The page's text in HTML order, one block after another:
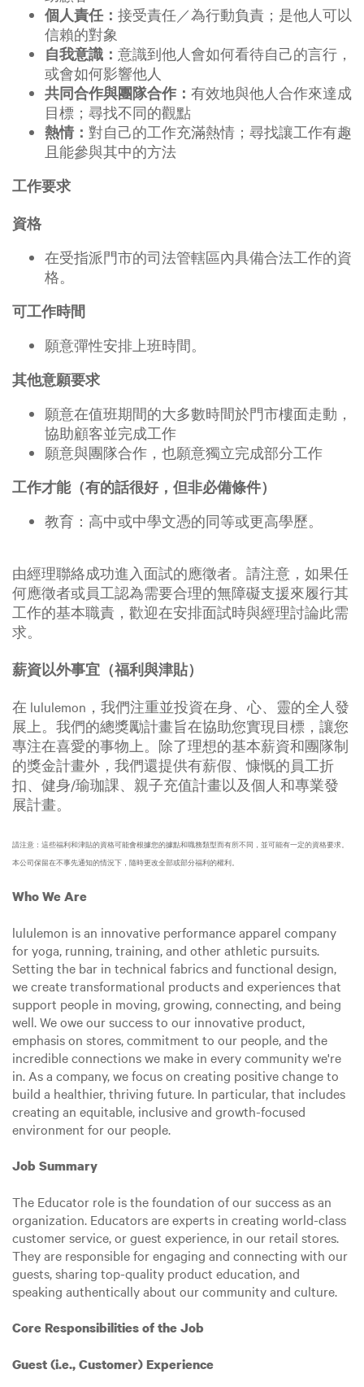
個人責任： 接受責任／為行動負責；是他人可以
信賴的對象
自我意識： 意識到他人會如何看待自己的言行，
或會如何影響他人
共同合作與團隊合作： 有效地與他人合作來達成
目標；尋找不同的觀點
熱情： 對自己的工作充滿熱情；尋找讓工作有趣
且能參與其中的方法
工作要求
資格
在受指派門市的司法管轄區內具備合法工作的資
格。
可工作時間
願意彈性安排上班時間。
其他意願要求
願意在值班期間的大多數時間於門市樓面走動，
協助顧客並完成工作
願意與團隊合作，也願意獨立完成部分工作
工作才能（有的話很好，但非必備條件）
教育：高中或中學文憑的同等或更高學歷。
由經理聯絡成功進入面試的應徵者。請注意，如果任
何應徵者或員工認為需要合理的無障礙支援來履行其
工作的基本職責，歡迎在安排面試時與經理討論此需
求。
薪資以外事宜（福利與津貼）
在 lululemon，我們注重並投資在身、心、靈的全人發
展上。我們的總獎勵計畫旨在協助您實現目標，讓您
專注在喜愛的事物上。除了理想的基本薪資和團隊制
的獎金計畫外，我們還提供有薪假、慷慨的員工折
扣、健身/瑜珈課、親子充值計畫以及個人和專業發
展計畫。
請注意：這些福利和津貼的資格可能會根據您的據點和職務類型而有所不同，並可能有一定的資格要求。
本公司保留在不事先通知的情況下，隨時更改全部或部分福利的權利。
Who We Are
lululemon is an innovative performance apparel company
for yoga, running, training, and other athletic pursuits.
Setting the bar in technical fabrics and functional design,
we create transformational products and experiences that
support people in moving, growing, connecting, and being
well. We owe our success to our innovative product,
emphasis on stores, commitment to our people, and the
incredible connections we make in every community we're
in. As a company, we focus on creating positive change to
build a healthier, thriving future. In particular, that includes
creating an equitable, inclusive and growth-focused
environment for our people.
Job Summary
The Educator role is the foundation of our success as an
organization. Educators are experts in creating world-class
customer service, or guest experience, in our retail stores.
They are responsible for engaging and connecting with our
guests, sharing top-quality product education, and
speaking authentically about our community and culture.
Core Responsibilities of the Job
Guest (i.e., Customer) Experience